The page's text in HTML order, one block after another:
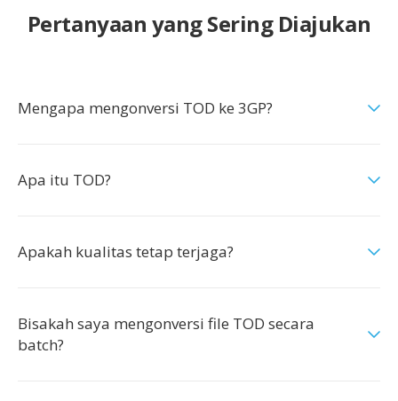
Pertanyaan yang Sering Diajukan
Mengapa mengonversi TOD ke 3GP?
Apa itu TOD?
Apakah kualitas tetap terjaga?
Bisakah saya mengonversi file TOD secara
batch?